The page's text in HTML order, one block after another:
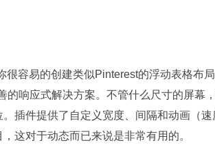
容易的创建类似Pinterest的浮动表格布
响应式解决方案。不管什么尺寸的屏幕
插件提供了自定义宽度、间隔和动画（
这对于动态而已来说是非常有用的。